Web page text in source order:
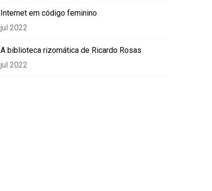
Internet em código feminino
jul 2022
A biblioteca rizomática de Ricardo Rosas
jul 2022